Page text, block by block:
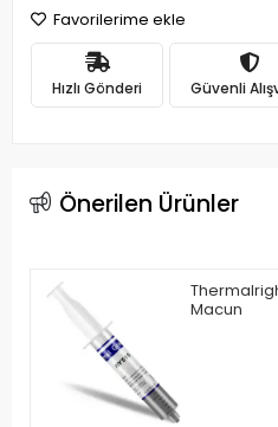
Favorilerime ekle
Hızlı Gönderi Güvenli
Önerilen Ürünler
Macun